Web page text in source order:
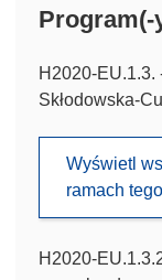
Program(-
H2020-
Skłodowska-
Wyświetl
ramach
H2020-